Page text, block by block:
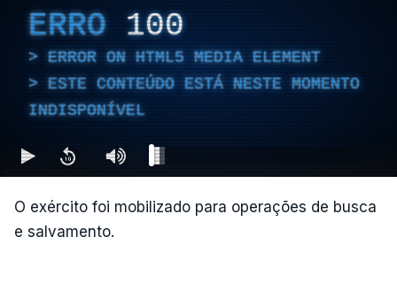
Câmara Mauricio Salazar.
"A situação é crítica",disse Mauricio Salazar em
entrevista à Rádio Caracol.
feridos e 61 prédios desabaram.
ERRO 100
ERROR ON HTML5 MEDIA ELEMENT
ESTE CONTEÚDO ESTÁ NESTE MOMENTO
INDISPONÍVEL
O exército foi mobilizado para operações de busca
e salvamento.